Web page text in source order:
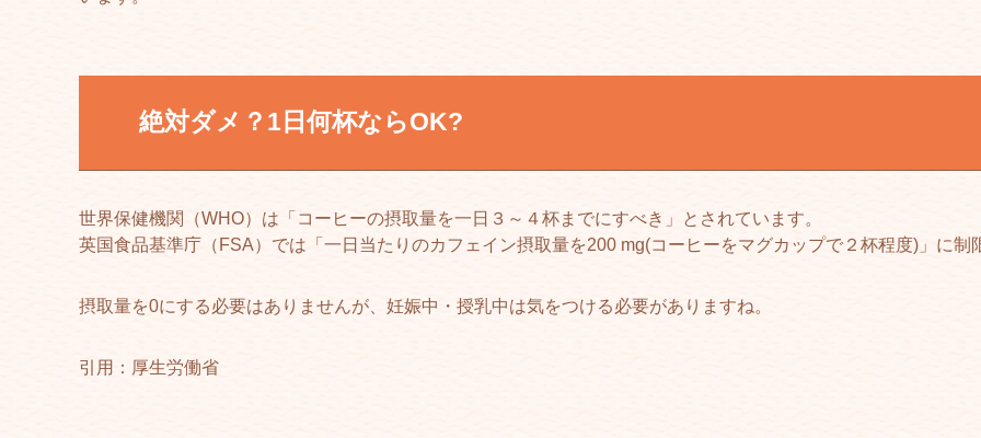
絶対ダメ？1日何杯ならOK?
世界保健機関（WHO）は「コーヒーの摂取量を一日３～４杯までにすべき」とされています。
英国食品基準庁（FSA）では「一日当たりのカフェイン摂取量を200 mg(コーヒーをマグカップで２杯程度)」に制
摂取量を0にする必要はありませんが、妊娠中・授乳中は気をつける必要がありますね。
引用：厚生労働省